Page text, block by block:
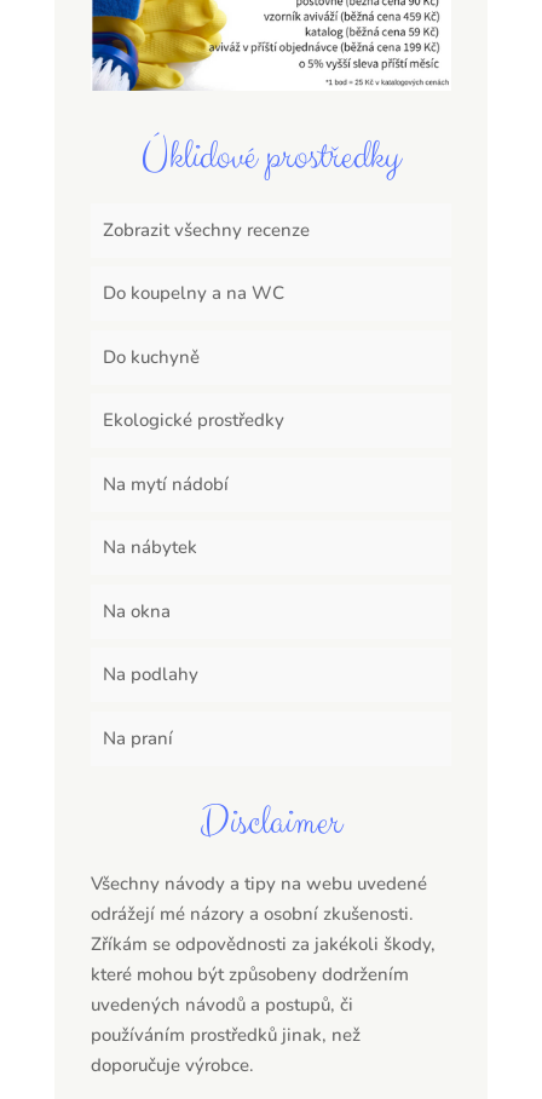
Úklidové prostředky
Zobrazit všechny recenze
Do koupelny a na WC
Do kuchyně
Ekologické prostředky
Na mytí nádobí
Na nábytek
Na okna
Na podlahy
Na praní
Disclaimer
Všechny návody a tipy na webu uvedené
odrážejí mé názory a osobní zkušenosti.
Zříkám se odpovědnosti za jakékoli škody,
které mohou být způsobeny dodržením
uvedených návodů a postupů, či
používáním prostředků jinak, než
doporučuje výrobce.